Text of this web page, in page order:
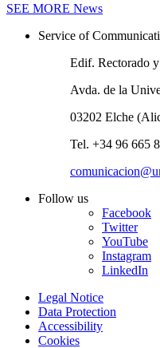
SEE MORE News
Service of
Edif. Rectorado
Avda. de la
03202 Elche
Tel. +34 96 665
Follow us
Facebook
Twitter
YouTube
Instagram
LinkedIn
Legal Notice
Data Protection
Accessibility
Cookies